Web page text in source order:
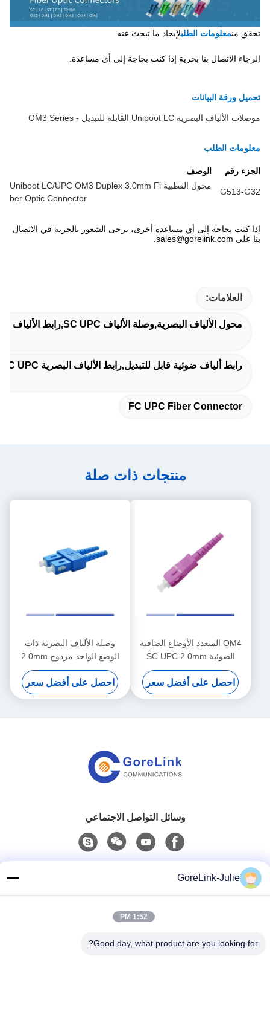
تحقق منمعلومات الطلبلإيجاد ما تبحث عنه
الرجاء الاتصال بنا بحرية إذا كنت بحاجة إلى أي مساعدة.
تحميل ورقة البيانات
موصلات الألياف البصرية Uniboot LC القابلة للتبديل - OM3 Series
معلومات الطلب
الجزء رقم الوصف
G513-G32
محول القطبية Uniboot LC/UPC OM3 Duplex 3.0mm Fi
ber Optic Connector
إذا كنت بحاجة إلى أي مساعدة أخرى، يرجى الشعور بالحرية في الاتصال
بنا على sales@gorelink.com.
العلامات:
محول الألياف البصرية,وصلة الألياف SC UPC,رابط الألياف FC UPC
رابط ألياف ضوئية قابل للتبديل,رابط الألياف البصرية LC UPC,اتصالات الألياف LC UPC Om3
FC UPC Fiber Connector
منتجات ذات صلة
OM4 المتعدد الأوضاع الصافية
الضوئية SC UPC 2.0mm
الصافية البسيطة
احصل على أفضل سعر
وصلة الألياف البصرية ذات
الوضع الواحد مزدوج 2.0mm
SC UPC Fiber Connector
احصل على أفضل سعر
وسائل التواصل الاجتماعي
الهاتف
GoreLink-Julie
1:52 PM
Good day, what product are you looking for?